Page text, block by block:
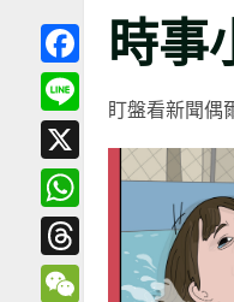
時事
盯盤看新聞偶
Facebook
Line
X
WhatsApp
Threads